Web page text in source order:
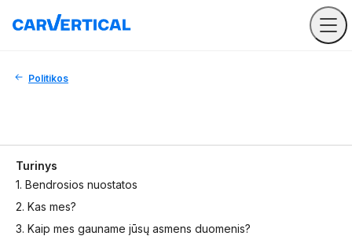
Politikos
Turinys
1. Bendrosios nuostatos
2. Kas mes?
3. Kaip mes gauname jūsų asmens duomenis?